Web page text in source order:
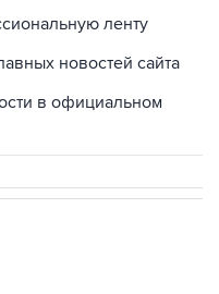
ленту
новостей сайта
в официальном